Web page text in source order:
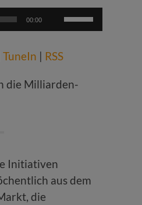
00:00
Hoch/Runter
zu
TuneIn | RSS
Initiativen
aus dem
die